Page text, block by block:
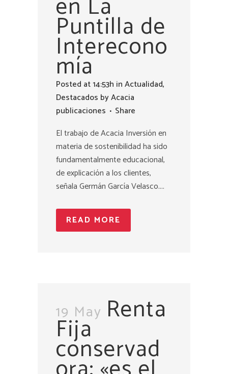
Puntilla de
Interecono
mía
Posted at 14:53h inActualidad,
Destacados byAcacia
publicaciones
Share
El trabajo de Acacia Inversión en
materia de sostenibilidad ha sido
fundamentalmente educacional,
de explicación a los clientes,
señala Germán García Velasco....
READ MORE
19 May Renta
Fija
conservad